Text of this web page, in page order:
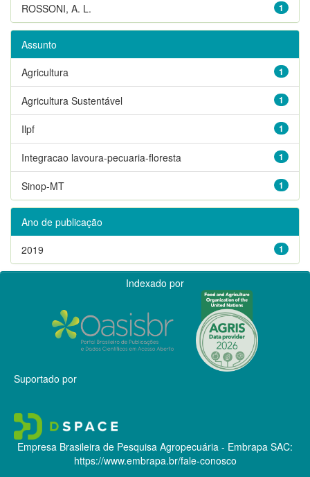
1
ROSSONI, A. L.
Assunto
1
Agricultura
1
Agricultura Sustentável
1
Ilpf
1
Integracao lavoura-pecuaria-floresta
1
Sinop-MT
Ano de publicação
1
2019
Indexado por
Suportado por
Empresa Brasileira de Pesquisa Agropecuária - Embrapa SAC:
https://www.embrapa.br/fale-conosco